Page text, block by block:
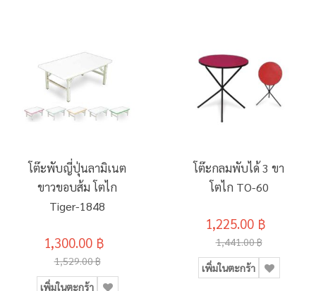
โต๊ะพับญี่ปุ่นลามิเนต
ขาวขอบส้ม โตไก
Tiger-1848
1,300.00 ฿
1,529.00 ฿
เพิ่มในตะกร้า
โต๊ะกลมพับได้ 3 ขา
โตไก TO-60
1,225.00 ฿
1,441.00 ฿
เพิ่มในตะกร้า